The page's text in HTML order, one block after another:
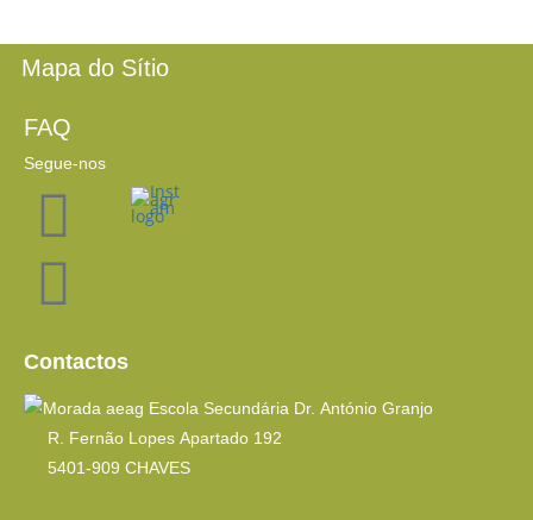
Mapa do Sítio
FAQ
Segue-nos
Contactos
Escola Secundária Dr. António Granjo
R. Fernão Lopes Apartado 192
5401-909 CHAVES